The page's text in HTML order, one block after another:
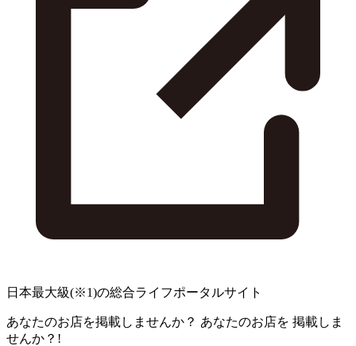
日本最大級(※1)の総合ライフポータルサイト
あなたのお店を掲載しませんか？ あなたのお店を 掲載しま
せんか？!